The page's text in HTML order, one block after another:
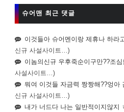
슈어맨 최근 댓글
이것들아 슈어멘이랑 제휴나 하라
신규 사설사이트…)
이놈의신규 우후죽순이구만??조
사설사이트…)
뭐여 이것들 자금력 짱짱해??엉아
신규 사설사이트…)
내가 너드다 나는 일반적이지않지